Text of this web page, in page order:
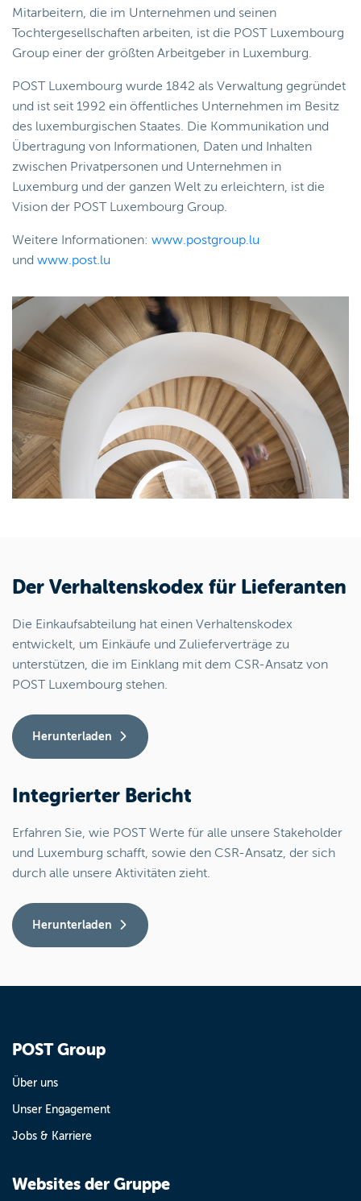
Mitarbeitern, die im Unternehmen und seinen
Tochtergesellschaften arbeiten, ist die POST Luxembourg
Group einer der größten Arbeitgeber in Luxemburg.
POST Luxembourg wurde 1842 als Verwaltung gegründet
und ist seit 1992 ein öffentliches Unternehmen im Besitz
des luxemburgischen Staates. Die Kommunikation und
Übertragung von Informationen, Daten und Inhalten
zwischen Privatpersonen und Unternehmen in
Luxemburg und der ganzen Welt zu erleichtern, ist die
Vision der POST Luxembourg Group.
Weitere Informationen: www.postgroup.lu
und www.post.lu
Der Verhaltenskodex für Lieferanten
Die Einkaufsabteilung hat einen Verhaltenskodex
entwickelt, um Einkäufe und Zulieferverträge zu
unterstützen, die im Einklang mit dem CSR-Ansatz von
POST Luxembourg stehen.
Herunterladen
Integrierter Bericht
Erfahren Sie, wie POST Werte für alle unsere Stakeholder
und Luxemburg schafft, sowie den CSR-Ansatz, der sich
durch alle unsere Aktivitäten zieht.
Herunterladen
POST Group
Über uns
Unser Engagement
Jobs & Karriere
Websites der Gruppe